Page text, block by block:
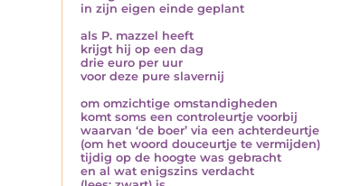
in zijn eigen einde geplant
als P. mazzel heeft
krijgt hij op een dag
drie euro per uur
voor deze pure slavernij
om omzichtige omstandigheden
komt soms een controleurtje voorbij
waarvan ‘de boer’ via een achterdeurtje
(om het woord douceurtje te vermijden)
tijdig op de hoogte was gebracht
en al wat enigszins verdacht